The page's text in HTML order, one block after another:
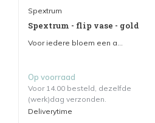
Spextrum
Spextrum - flip vase - gold
Voor iedere bloem een a...
Op voorraad
Voor 14.00 besteld, dezelfde
(werk)dag verzonden.
Deliverytime